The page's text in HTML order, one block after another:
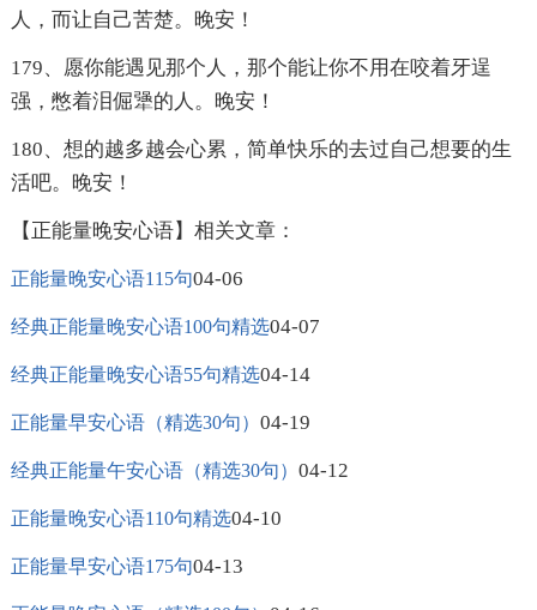
人，而让自己苦楚。晚安！
179、愿你能遇见那个人，那个能让你不用在咬着牙逞
强，憋着泪倔犟的人。晚安！
180、想的越多越会心累，简单快乐的去过自己想要的生
活吧。晚安！
【正能量晚安心语】相关文章：
正能量晚安心语115句04-06
经典正能量晚安心语100句精选04-07
经典正能量晚安心语55句精选04-14
正能量早安心语（精选30句） 04-19
经典正能量午安心语（精选30句） 04-12
正能量晚安心语110句精选04-10
正能量早安心语175句04-13